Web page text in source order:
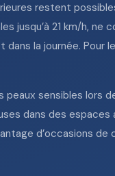
restent
jusqu’à 21 km/h, ne
la journée. Pour
peaux sensibles lors
dans des espaces
d’occasions de